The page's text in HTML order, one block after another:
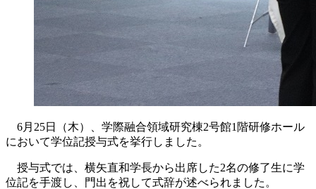
6月25日（木）、学際融合領域研究棟2号館1階研修ホール
において学位記授与式を挙行しました。
授与式では、横矢直和学長から出席した2名の修了生に学
位記を手渡し、門出を祝して式辞が述べられました。